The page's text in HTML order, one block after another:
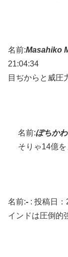
名前:Masahiko
21:04:34
目ぢからと威圧
名前:ぽちかわ
そりゃ14億
名前:- : 投稿日：
インドは圧倒的